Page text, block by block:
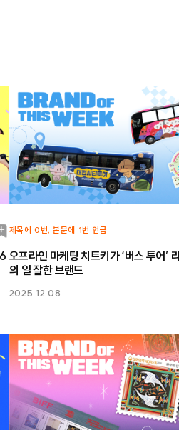
제목에 0번, 본문에 1번 언급
오프라인 마케팅 치트키가 ‘버스 투어’
의 일 잘한 브랜드
2025.12.08